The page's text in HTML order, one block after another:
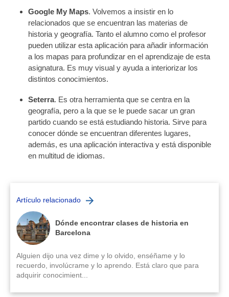
Google My Maps. Volvemos a insistir en lo
relacionados que se encuentran las materias de
historia y geografía. Tanto el alumno como el profesor
pueden utilizar esta aplicación para añadir información
a los mapas para profundizar en el aprendizaje de esta
asignatura. Es muy visual y ayuda a interiorizar los
distintos conocimientos.
Seterra. Es otra herramienta que se centra en la
geografía, pero a la que se le puede sacar un gran
partido cuando se está estudiando historia. Sirve para
conocer dónde se encuentran diferentes lugares,
además, es una aplicación interactiva y está disponible
en multitud de idiomas.
Artículo relacionado
Dónde encontrar clases de historia en
Barcelona
Alguien dijo una vez dime y lo olvido, enséñame y lo
recuerdo, involúcrame y lo aprendo. Está claro que para
adquirir conocimient...